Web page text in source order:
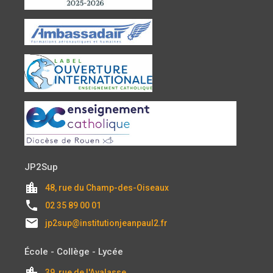
JP2Sup
location_city 48, rue du Champ-des-Oiseaux
local_phone 02 35 89 00 01
email jp2sup@institutionjeanpaul2.fr
École - Collège - Lycée